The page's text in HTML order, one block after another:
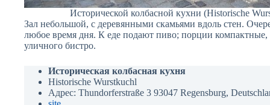
Исторической колбасной кухни (Historische
Зал небольшой, с деревянными скамьями вдоль стен.
любое время дня. К еде подают пиво; порции компактные,
уличного бистро.
Историческая колбасная кухня
Historische Wurstkuchl
Адрес: Thundorferstraße 3 93047 Regensburg,